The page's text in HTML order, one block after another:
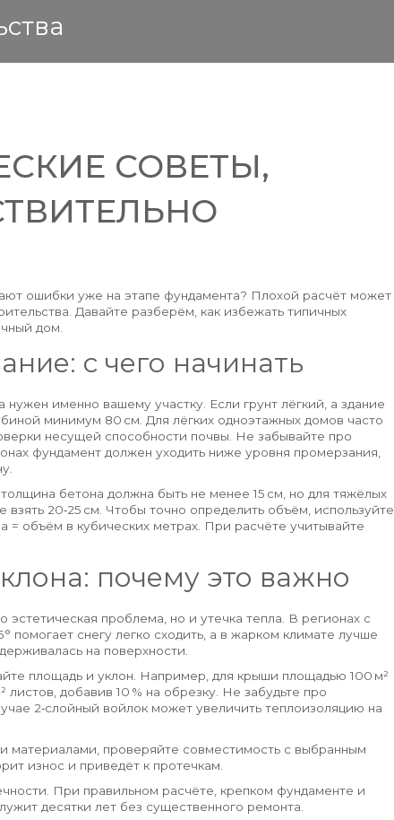
СОВЕТЫ,
ошибки уже на этапе фундамента? Плохой расчёт может
Давайте разберём, как избежать типичных
дом.
с чего начинать
именно вашему участку. Если грунт лёгкий, а здание
минимум 80 см. Для лёгких одноэтажных домов часто
несущей способности почвы. Не забывайте про
фундамент должен уходить ниже уровня промерзания,
бетона должна быть не менее 15 см, но для тяжёлых
20‑25 см. Чтобы точно определить объём, используйте
= объём в кубических метрах. При расчёте учитывайте
почему это важно
эстетическая проблема, но и утечка тепла. В регионах с
помогает снегу легко сходить, а в жарком климате лучше
на поверхности.
площадь и уклон. Например, для крыши площадью 100 м²
добавив 10 % на обрезку. Не забудьте про
2‑слойный войлок может увеличить теплоизоляцию на
материалами, проверяйте совместимость с выбранным
износ и приведёт к протечкам.
При правильном расчёте, крепком фундаменте и
десятки лет без существенного ремонта.